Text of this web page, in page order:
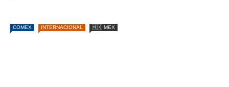
COMEX INTERNACIONAL 🇲🇽 MEX